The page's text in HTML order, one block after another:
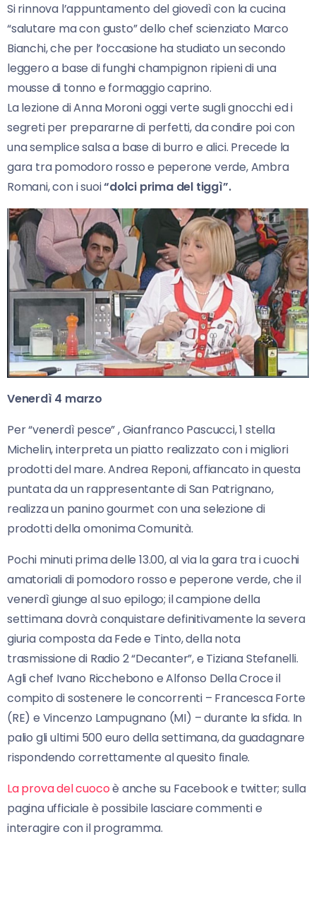
Si rinnova l’appuntamento del giovedì con la cucina
“salutare ma con gusto” dello chef scienziato Marco
Bianchi, che per l’occasione ha studiato un secondo
leggero a base di funghi champignon ripieni di una
mousse di tonno e formaggio caprino.
La lezione di Anna Moroni oggi verte sugli gnocchi ed i
segreti per prepararne di perfetti, da condire poi con
una semplice salsa a base di burro e alici. Precede la
gara tra pomodoro rosso e peperone verde, Ambra
Romani, con i suoi“dolci prima del tiggì”.
Venerdì 4 marzo
Per “venerdì pesce” , Gianfranco Pascucci, 1 stella
Michelin, interpreta un piatto realizzato con i migliori
prodotti del mare. Andrea Reponi, affiancato in questa
puntata da un rappresentante di San Patrignano,
realizza un panino gourmet con una selezione di
prodotti della omonima Comunità.
Pochi minuti prima delle 13.00, al via la gara tra i cuochi
amatoriali di pomodoro rosso e peperone verde, che il
venerdì giunge al suo epilogo; il campione della
settimana dovrà conquistare definitivamente la severa
giuria composta da Fede e Tinto, della nota
trasmissione di Radio 2 “Decanter”, e Tiziana Stefanelli.
Agli chef Ivano Ricchebono e Alfonso Della Croce il
compito di sostenere le concorrenti – Francesca Forte
(RE) e Vincenzo Lampugnano (MI) – durante la sfida. In
palio gli ultimi 500 euro della settimana, da guadagnare
rispondendo correttamente al quesito finale.
La prova del cuocoè anche su Facebook e twitter; sulla
pagina ufficiale è possibile lasciare commenti e
interagire con il programma.